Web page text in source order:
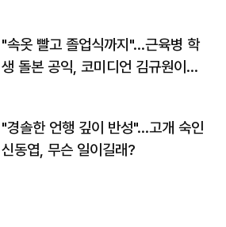
"속옷 빨고 졸업식까지"…근육병 학
생 돌본 공익, 코미디언 김규원이었
"경솔한 언행 깊이 반성"…고개 숙인
신동엽, 무슨 일이길래?